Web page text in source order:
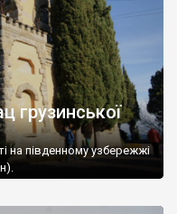
грузинської
на південному узбережжі